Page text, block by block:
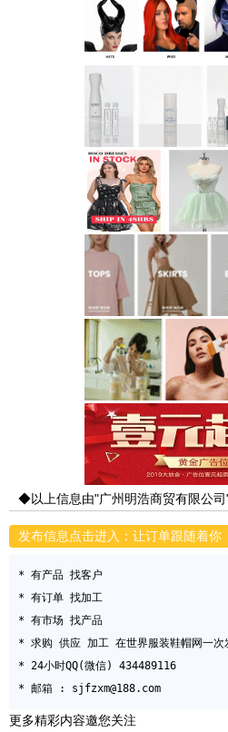
◆以上信息由"广州明浩商贸有限公
发布信息点击进入：让订单跟随着你
* 有产品 找客户
* 有订单 找加工
* 有市场 找产品
* 求购 供应 加工 在世界服装鞋帽网一次
* 24小时QQ(微信) 434489116
更多精彩内容邀您关注